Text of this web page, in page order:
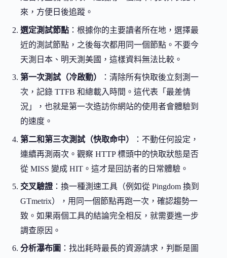
來，方便日後追蹤。
選定測試節點 ：根據你的主要讀者所在地，選擇最
近的測試節點，之後每次都用同一個節點。不要今
天測日本、明天測美國，這樣資料無法比較。
第一次測試（冷啟動）
：清除所有快取後立刻測一
次，記錄 TTFB 和總載入時間。這代表「最差情
況」，也就是第一次造訪你網站的使用者會體驗到
的速度。
第二和第三次測試（快取命中）
：不動任何設定，
連續再測兩次。觀察 HTTP 標頭中的快取狀態是否
從 MISS 變成 HIT。這才是回訪者的日常體驗。
交叉驗證 ：換一種測速工具（例如從 Pingdom 換到
GTmetrix），用同一個節點再跑一次，確認趨勢一
致。如果兩個工具的結論完全相反，就需要進一步
調查原因。
分析瀑布圖 ：找出耗時最長的資源請求，判斷是圖